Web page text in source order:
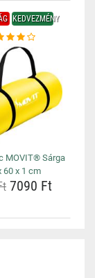
KEDVEZMÉNY
MOVIT® Sárga
60 x 1 cm
7090 Ft